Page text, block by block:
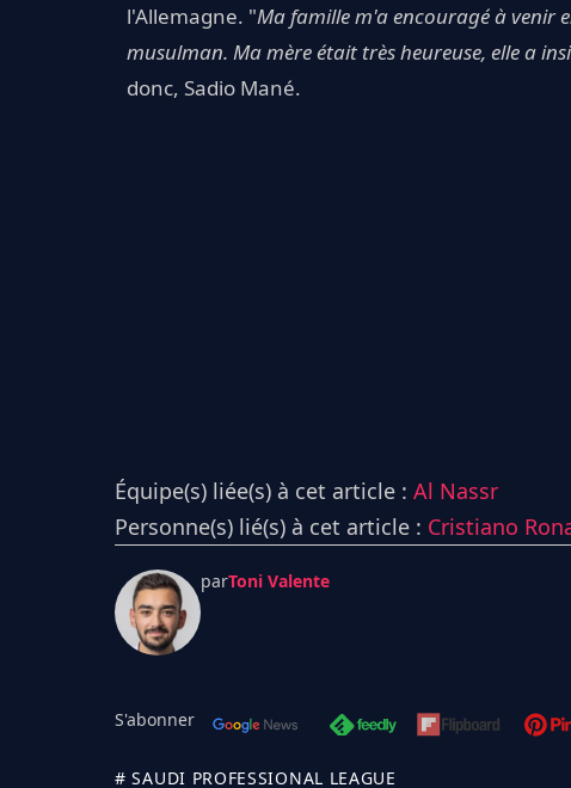
l'Allemagne. "Ma famille m'a encouragé à venir
musulman. Ma mère était très heureuse, elle a
donc, Sadio Mané.
Équipe(s) liée(s) à cet article : Al Nassr
Personne(s) lié(s) à cet article : Cristiano
parToni Valente
S'abonner
# SAUDI PROFESSIONAL LEAGUE